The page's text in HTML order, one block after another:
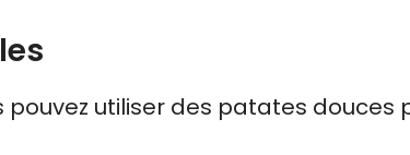
pouvez utiliser des patates douces